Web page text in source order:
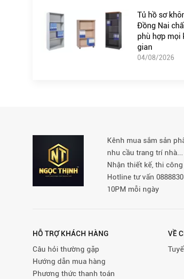
Tủ hồ sơ
Đồng Nai
phù hợp mọi
gian
04/08/2026
Kênh mua sắm sản
nhu cầu trang trí nhà...
Nhận thiết kế, thi
Hotline tư vấn
10PM mỗi ngày
HỖ TRỢ KHÁCH HÀNG
Câu hỏi thường gặp
Hướng dẫn mua hàng
Phương thức thanh toán
VỀ